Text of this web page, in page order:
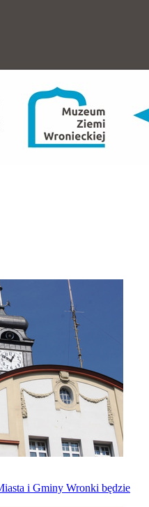
i Gminy Wronki będzie